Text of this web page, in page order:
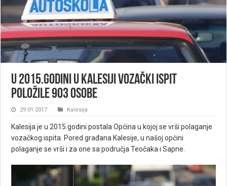
U 2015.godini u Kalesiji vozački ispit
položile 903 osobe
29.01.2017. Kalesija
Kalesija je u 2015.godini postala Općina u kojoj se vrši polaganje
vozačkog ispita. Pored građana Kalesije, u našoj općini
polaganje se vrši i za one sa područja Teočaka i Sapne.